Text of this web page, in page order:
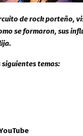
de rock porteño,
se formaron, sus
temas: